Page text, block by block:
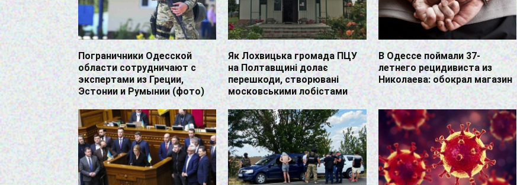
Пограничники Одесской
области сотрудничают с
экспертами из Греции,
Эстонии и Румынии (фото)
Як Лохвицька громада ПЦУ
на Полтавщині долає
перешкоди, створювані
московськими лобістами
В Одессе поймали 37-
летнего рецидивиста из
Николаева: обокрал магазин